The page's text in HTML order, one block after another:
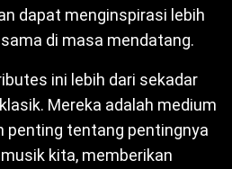
dapat menginspirasi lebih
di masa mendatang.
ini lebih dari sekadar
Mereka adalah medium
penting tentang pentingnya
kita, memberikan